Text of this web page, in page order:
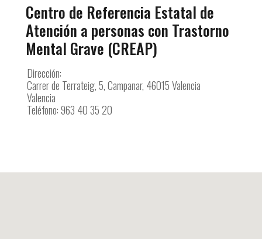
Centro de Referencia Estatal de
Atención a personas con Trastorno
Mental Grave (CREAP)
Dirección:
Carrer de Terrateig, 5, Campanar, 46015 Valencia
Valencia
Teléfono: 963 40 35 20